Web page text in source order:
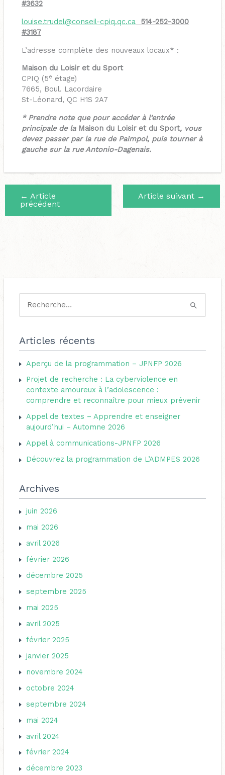
#3632
louise.trudel@conseil-cpiq.qc.ca514-252-3000
#3187
L’adresse complète des nouveaux locaux* :
Maison du Loisir et du Sport
CPIQ (5e étage)
7665, Boul. Lacordaire
St-Léonard, QC H1S 2A7
* Prendre note que pour accéder à l’entrée
principale de la Maison du Loisir et du Sport, vous
devez passer par la rue de Paimpol, puis tourner à
gauche sur la rue Antonio-Dagenais.
← Article
précédent
Article suivant →
c
h
e
r
Articles récents
Aperçu de la programmation – JPNFP 2026
Projet de recherche : La cyberviolence en
contexte amoureux à l’adolescence :
comprendre et reconnaître pour mieux prévenir
Appel de textes – Apprendre et enseigner
aujourd’hui – Automne 2026
Appel à communications-JPNFP 2026
Découvrez la programmation de L’ADMPES 2026
Archives
juin 2026
mai 2026
avril 2026
février 2026
décembre 2025
septembre 2025
mai 2025
avril 2025
février 2025
janvier 2025
novembre 2024
octobre 2024
septembre 2024
mai 2024
avril 2024
février 2024
décembre 2023
g
s